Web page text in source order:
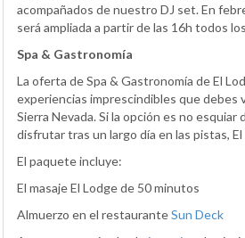
acompañados de nuestro DJ set. En
será ampliada a partir de las 16h todos
Spa & Gastronomía
La oferta de Spa & Gastronomía de El
experiencias imprescindibles que debes
Sierra Nevada. Si la opción es no esquiar
disfrutar tras un largo día en las pistas,
El paquete incluye:
El masaje El Lodge de 50 minutos
Almuerzo en el restauranteSun Deck